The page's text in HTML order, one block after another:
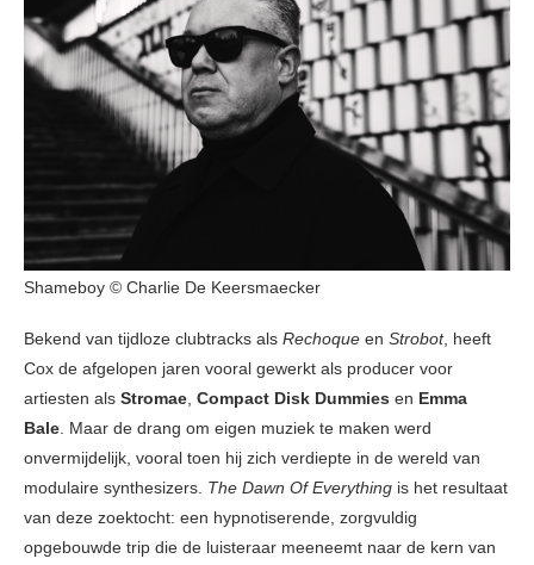
Shameboy © Charlie De Keersmaecker
Bekend van tijdloze clubtracks als Rechoque en Strobot, heeft
Cox de afgelopen jaren vooral gewerkt als producer voor
artiesten als Stromae Compact Disk Dummies en Emma
Bale . Maar de drang om eigen muziek te maken werd
onvermijdelijk, vooral toen hij zich verdiepte in de wereld van
modulaire synthesizers. The Dawn Of Everything is het resultaat
van deze zoektocht: een hypnotiserende, zorgvuldig
opgebouwde trip die de luisteraar meeneemt naar de kern van